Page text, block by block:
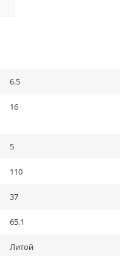
6.5
16
5
110
37
65.1
Литой